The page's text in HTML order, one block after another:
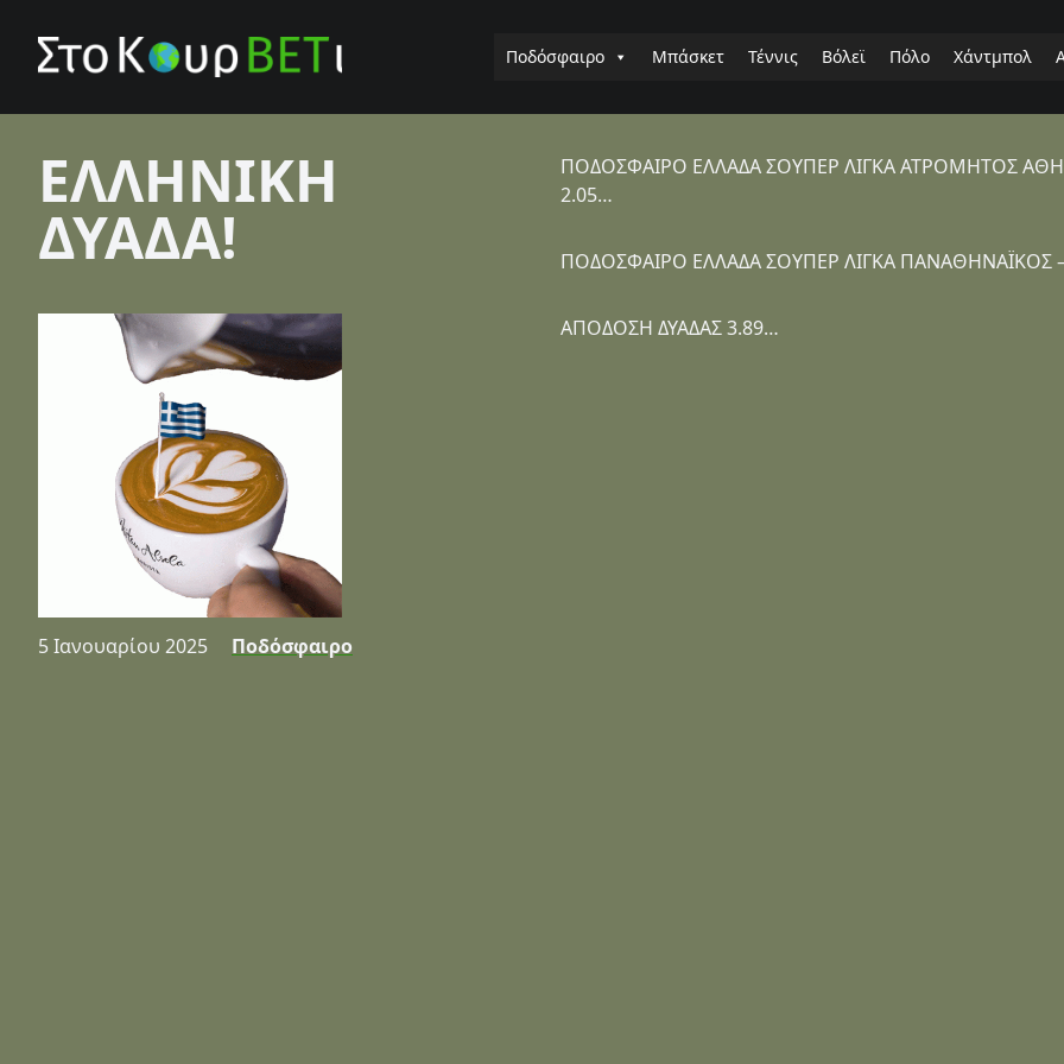
Ποδόσφαιρο Μπάσκετ Τέννις Βόλεϊ Πόλο Χάντμπολ
ΕΛΛΗΝΙΚΗ
ΔΥΑΔΑ!
5 Ιανουαρίου 2025 Ποδόσφαιρο
ΠΟΔΟΣΦΑΙΡΟ ΕΛΛΑΔΑ ΣΟΥΠΕΡ ΛΙΓΚΑ ΑΤΡΟΜΗΤΟΣ
2.05…
ΠΟΔΟΣΦΑΙΡΟ ΕΛΛΑΔΑ ΣΟΥΠΕΡ ΛΙΓΚΑ
ΑΠΟΔΟΣΗ ΔΥΑΔΑΣ 3.89…